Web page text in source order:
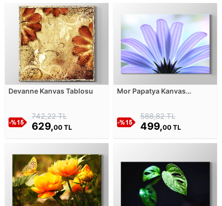
Devanne Kanvas Tablosu
742,22 TL
629,00 TL
Mor Papatya Kanvas
588,82 TL
499,00 TL